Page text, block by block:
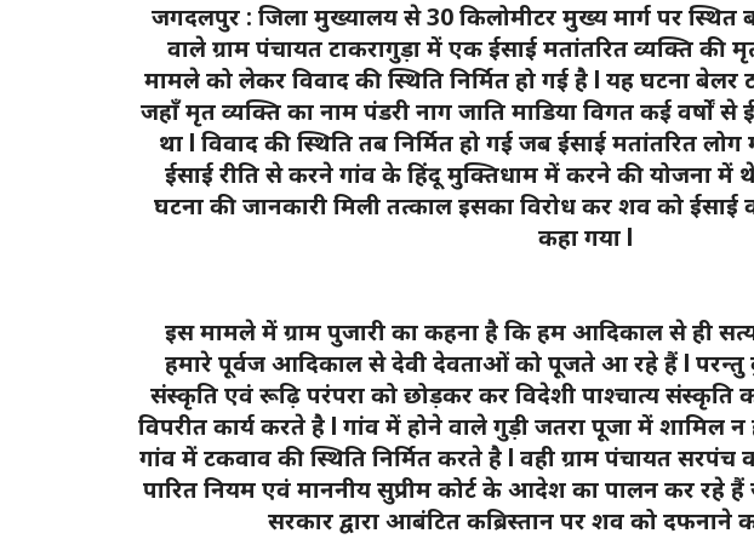
जगदलपुर : जिला मुख्यालय से 30 किलोमीटर मुख्य मार्ग पर स्थित
वाले ग्राम पंचायत टाकरागुड़ा में एक ईसाई मतांतरित व्यक्ति
मामले को लेकर विवाद की स्थिति निर्मित हो गई है l यह घटना बेलर
जहाँ मृत व्यक्ति का नाम पंडरी नाग जाति माडिया विगत कई वर्षों
था l विवाद की स्थिति तब निर्मित हो गई जब ईसाई मतांतरित
ईसाई रीति से करने गांव के हिंदू मुक्तिधाम में करने की योजना में
घटना की जानकारी मिली तत्काल इसका विरोध कर शव को
कहा गया l
इस मामले में ग्राम पुजारी का कहना है कि हम आदिकाल से ही
हमारे पूर्वज आदिकाल से देवी देवताओं को पूजते आ रहे हैं l
संस्कृति एवं रूढ़ि परंपरा को छोड़कर कर विदेशी पाश्चात्य संस्कृति
विपरीत कार्य करते है l गांव में होने वाले गुड़ी जतरा पूजा में शामिल
गांव में टकवाव की स्थिति निर्मित करते है l वही ग्राम पंचायत
पारित नियम एवं माननीय सुप्रीम कोर्ट के आदेश का पालन कर रहे
सरकार द्वारा आबंटित कब्रिस्तान पर शव को